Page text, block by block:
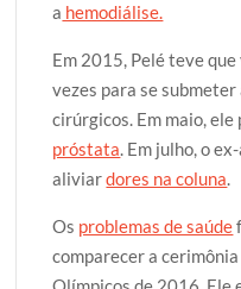
a hemodiálise.
Em 2015, Pelé teve
vezes para se
cirúrgicos. Em maio,
próstata. Em julho, o
aliviardores na coluna.
Os problemas de saúde
comparecer a